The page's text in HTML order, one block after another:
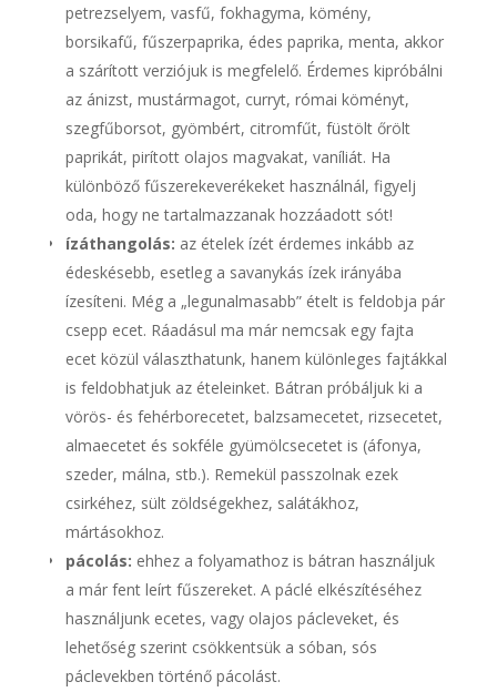
petrezselyem, vasfű, fokhagyma, kömény,
borsikafű, fűszerpaprika, édes paprika, menta, akkor
a szárított verziójuk is megfelelő. Érdemes kipróbálni
az ánizst, mustármagot, curryt, római köményt,
szegfűborsot, gyömbért, citromfűt, füstölt őrölt
paprikát, pirított olajos magvakat, vaníliát. Ha
különböző fűszerekeverékeket használnál, figyelj
oda, hogy ne tartalmazzanak hozzáadott sót!
ízáthangolás: az ételek ízét érdemes inkább az
édeskésebb, esetleg a savanykás ízek irányába
ízesíteni. Még a „legunalmasabb” ételt is feldobja pár
csepp ecet. Ráadásul ma már nemcsak egy fajta
ecet közül választhatunk, hanem különleges fajtákkal
is feldobhatjuk az ételeinket. Bátran próbáljuk ki a
vörös- és fehérborecetet, balzsamecetet, rizsecetet,
almaecetet és sokféle gyümölcsecetet is (áfonya,
szeder, málna, stb.). Remekül passzolnak ezek
csirkéhez, sült zöldségekhez, salátákhoz,
mártásokhoz.
pácolás: ehhez a folyamathoz is bátran használjuk
a már fent leírt fűszereket. A páclé elkészítéséhez
használjunk ecetes, vagy olajos pácleveket, és
lehetőség szerint csökkentsük a sóban, sós
páclevekben történő pácolást.